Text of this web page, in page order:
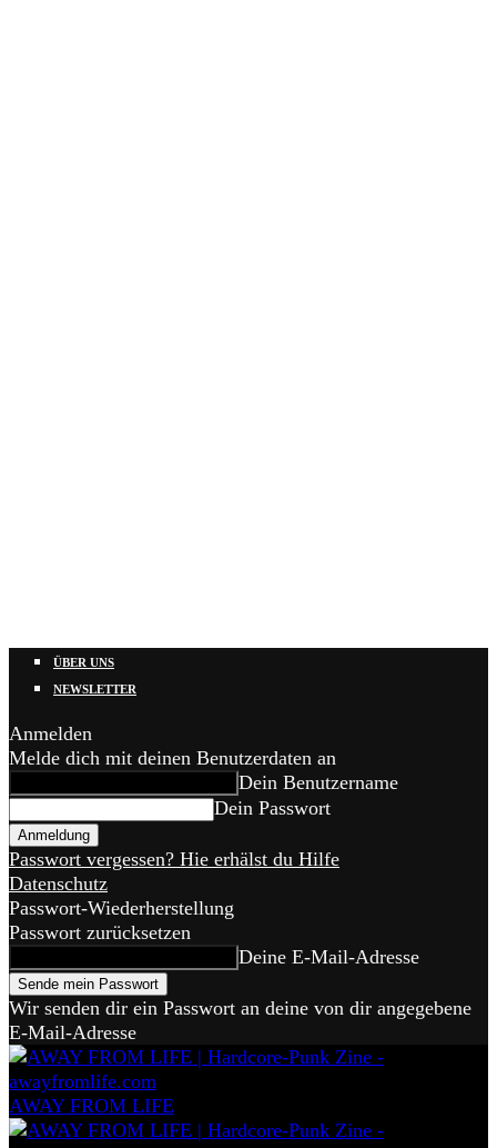
ÜBER UNS
NEWSLETTER
Anmelden
Melde dich mit deinen Benutzerdaten an
Dein Benutzername
Dein Passwort
Passwort vergessen? Hie erhälst du Hilfe
Datenschutz
Passwort-Wiederherstellung
Passwort zurücksetzen
Deine E-Mail-Adresse
Wir senden dir ein Passwort an deine von dir angegebene
E-Mail-Adresse
AWAY FROM LIFE